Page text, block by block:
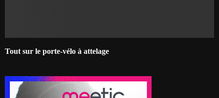
Tout sur le porte-vélo à attelage